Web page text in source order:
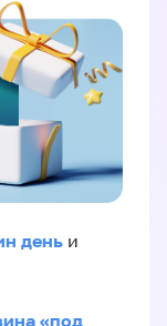
день и
«под